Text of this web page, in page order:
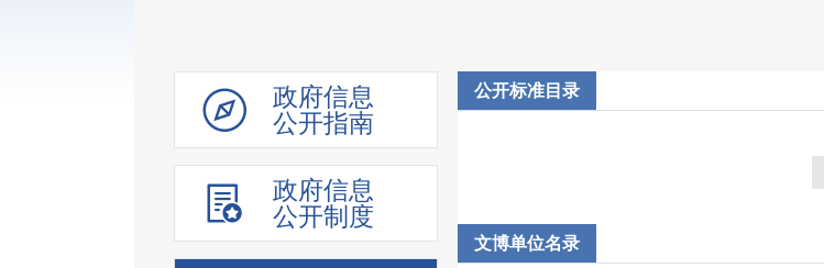
政府信息
公开指南
政府信息
公开制度
社会公益事业
教育体育
医疗健康
稳岗就业
人事人才
公开标准目录
文博单位名录